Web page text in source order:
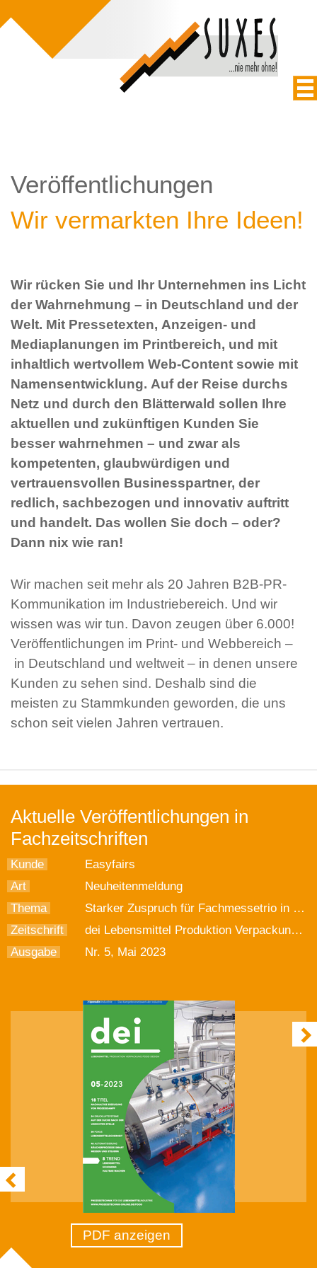
Veröffentlichungen
Wir vermarkten Ihre Ideen!
Wir rücken Sie und Ihr Unternehmen ins Licht
der Wahrnehmung – in Deutschland und der
Welt. Mit Pressetexten, Anzeigen- und
Mediaplanungen im Printbereich, und mit
inhaltlich wertvollem Web-Content sowie mit
Namensentwicklung. Auf der Reise durchs
Netz und durch den Blätterwald sollen Ihre
aktuellen und zukünftigen Kunden Sie
besser wahrnehmen – und zwar als
kompetenten, glaubwürdigen und
vertrauensvollen Businesspartner, der
redlich, sachbezogen und innovativ auftritt
und handelt. Das wollen Sie doch – oder?
Dann nix wie ran!
Wir machen seit mehr als 20 Jahren B2B-PR-
Kommunikation im Industriebereich. Und wir
wissen was wir tun. Davon zeugen über 6.000!
Veröffentlichungen im Print- und Webbereich –
in Deutschland und weltweit – in denen unsere
Kunden zu sehen sind. Deshalb sind die
meisten zu Stammkunden geworden, die uns
schon seit vielen Jahren vertrauen.
Aktuelle Veröffentlichungen in
Fachzeitschriften
Kunde
Easyfairs
Art
Neuheitenmeldung
Thema
Starker Zuspruch für Fachmessetrio in Dortmund
Zeitschrift
dei Lebensmittel Produktion Verpackung Food Design
Ausgabe
Nr. 5, Mai 2023
PDF anzeigen